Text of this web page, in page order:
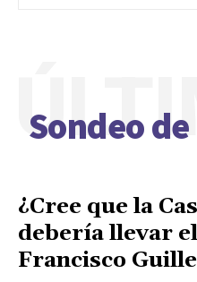
Sondeo
¿Cree que la
debería llevar
Francisco